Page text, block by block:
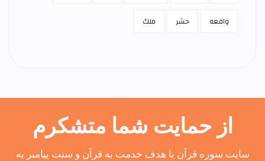
واقعه حشر ملك
از حمایت شما متشکرم
سایت سوره قرآن با هدف خدمت به قرآن و سنت پیامبر به